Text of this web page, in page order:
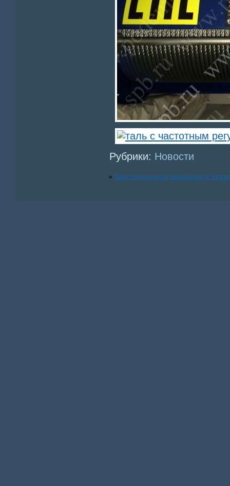
Рубрики: Новости
« Тали специальные российские и